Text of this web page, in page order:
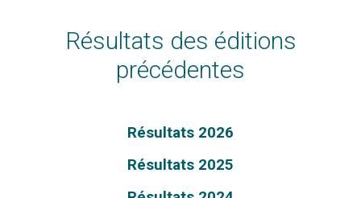
Résultats des éditions
précédentes
Résultats 2026
Résultats 2025